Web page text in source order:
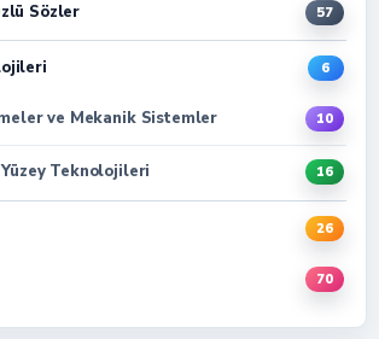
Sözler 57
6
ve Mekanik Sistemler 10
Teknolojileri 16
26
70